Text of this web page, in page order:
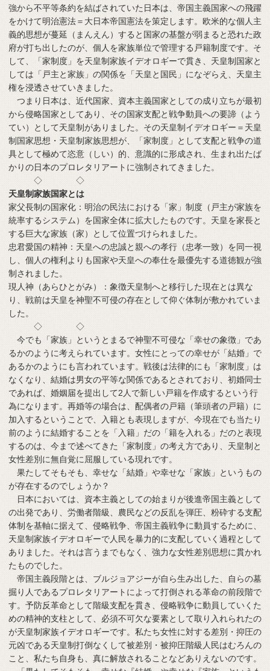
強から不平等条約を結ばされていた日本は、帝国主義国家への飛躍
をかけて明治憲法＝大日本帝国憲法を策定します。欧米的な個人主
義的思想が蔓延（まんえん）すると国家の基盤が弱まると恐れた政
府が打ち出したのが、個人を家族単位で管理する戸籍制度です。そ
して、「家制度」を天皇制家族イデオロギーで貫き、天皇制国家と
しては「戸主と家族」の関係を「天皇と国民」になぞらえ、天皇主
権を浸透させていきました。
つまり日本は、近代国家、資本主義国家としての成り立ちが最初
から侵略国家としてあり、その国家支配と戦争動員への要諦（よう
てい）として天皇制がありました。その天皇制イデオロギー＝天皇
制国家思想・天皇制家族思想が、「家制度」として支配と戦争の道
具として極めて恣意（しい）的、意識的に形成され、生まれ出たば
かりの日本のプロレタリアートに強制されてきました。
◇ ◇
天皇制家族国家とは
家父長制の国家化：明治の民法における「家」制度（戸主が家族を
統率するシステム）を国家全体に拡大したものです。天皇を家長と
する巨大な家族（家）として位置づけられました。
忠君愛国の精神：天皇への忠誠と親への孝行（忠孝一致）を同一視
し、個人の権利よりも国家や天皇への奉仕を最優先する道徳観が強
制されました。
現人神（あらひとがみ）：象徴天皇制へと移行した現在とは異な
り、戦前は天皇を神聖不可侵の存在として仰ぐ体制が敷かれていま
した。
◇ ◇
今でも「家族」というとまるで神聖不可侵な「幸せの象徴」であ
るかのように考えられています。女性にとっての幸せが「結婚」で
あるかのようにも言われています。戦後は法律的にも「家制度」は
なくなり、結婚は男女の平等な関係であるとされており、初婚同士
であれば、婚姻届を提出して2人で新しい戸籍を作成するという行
為になります。再婚等の場合は、配偶者の戸籍（筆頭者の戸籍）に
加入するということで、入籍とも表現しますが、今現在でも当たり
前のように結婚することを「入籍」だの「籍を入れる」だのと表現
するのは、今まで述べてきた「家制度」の考え方であり、天皇制と
女性差別に無自覚に屈服している現れです。
果たしてそもそも、幸せな「結婚」や幸せな「家族」というもの
が存在するのでしょうか？
日本においては、資本主義としての始まりが後進帝国主義として
の出発であり、労働者階級、農民などの反乱を弾圧、粉砕する支配
体制を基軸に据えて、侵略戦争、帝国主義戦争に動員するために、
天皇制家族イデオロギーで人民を暴力的に支配していく過程として
ありました。それは言うまでもなく、強力な女性差別思想に貫かれ
たものでした。
帝国主義段階とは、ブルジョアジーが自ら生み出した、自らの墓
掘り人であるプロレタリアートによって打倒される革命の前段階で
す。予防反革命として階級支配を貫き、侵略戦争に動員していくた
めの精神的支柱として、必須不可欠な要素として取り入れられたの
が天皇制家族イデオロギーです。私たち女性に対する差別・抑圧の
元凶である天皇制打倒なくして被差別・被抑圧階級人民はむろんの
こと、私たち自身も、真に解放されることなどありえないのです。